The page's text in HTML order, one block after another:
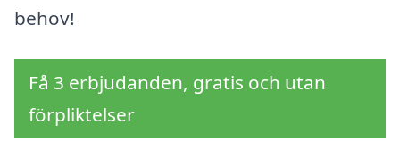
behov!
Få 3 erbjudanden, gratis och utan
förpliktelser